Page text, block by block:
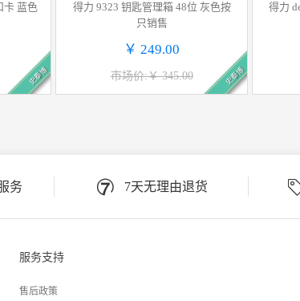
卡 蓝色
史泰博
得力 9323 钥匙管理箱 48位 灰色按
只销售
￥ 249.00
市场价:￥ 345.00 史泰博
得力
务 7天无理由退货
服务支持
售后政策